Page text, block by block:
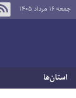
جمعه ۱۶ مرداد ۱۴۰۵
استان‌ها